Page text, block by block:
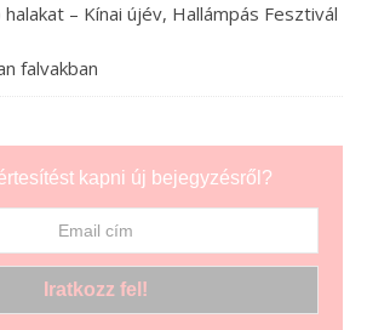
– Kínai újév, Hallámpás Fesztivál
falvakban
kapni új bejegyzésről?